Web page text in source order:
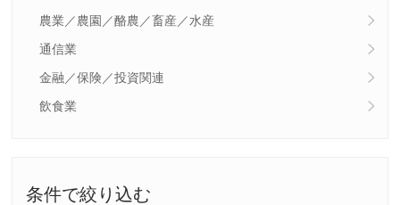
農業／農園／酪農／畜産／水産
通信業
金融／保険／投資関連
飲食業
条件で絞り込む